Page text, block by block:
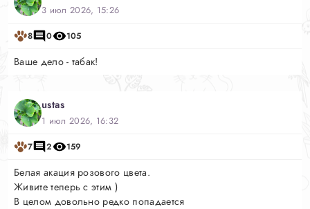
3 июл 2026, 15:26
8 0 105
Ваше дело - табак!
ustas
1 июл 2026, 16:32
7 2 159
Белая акация розового цвета.
Живите теперь с этим )
В целом довольно редко попадается